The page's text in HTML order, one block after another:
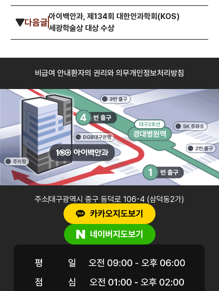
다음글
아이백안과, 제134회 대한안과학회(KOS)
세광학술상 대상 수상
비급여 안내환자의 권리와 의무개인정보처리방침
주소대구광역시 중구 동덕로 106-4 (삼덕동2가)